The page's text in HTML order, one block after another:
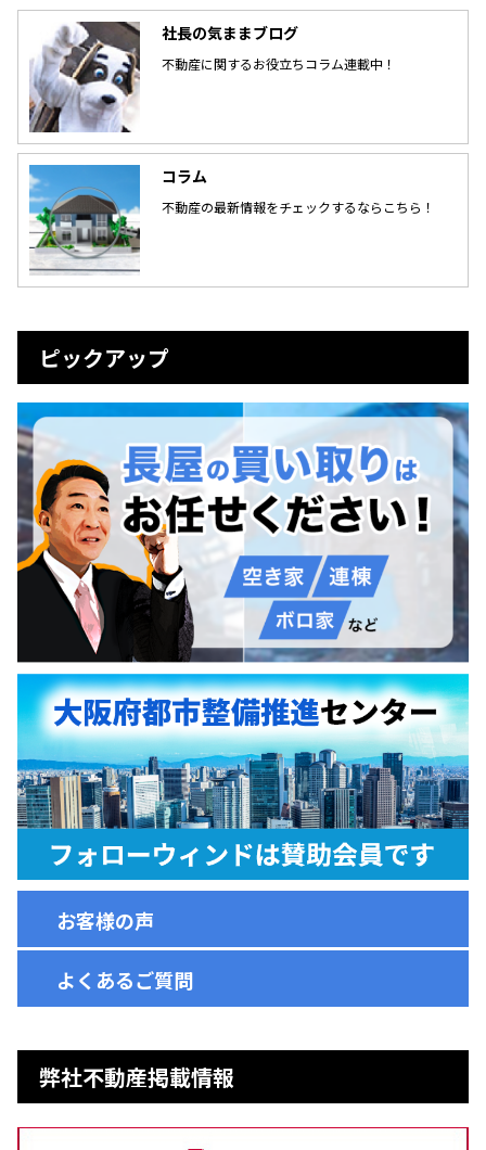
社長の気ままブログ
不動産に関するお役立ちコラム連載中！
コラム
不動産の最新情報をチェックするならこちら！
ピックアップ
お客様の声
よくあるご質問
弊社不動産掲載情報